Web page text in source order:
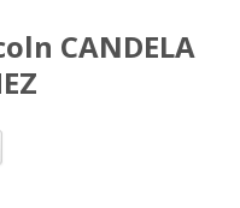
CANDELA
Ir
contenido